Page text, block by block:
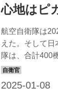
心地はピ
航空自衛隊は
えた。そして
隊は、合計400
ている。 それぞ
め、搭乗する隊